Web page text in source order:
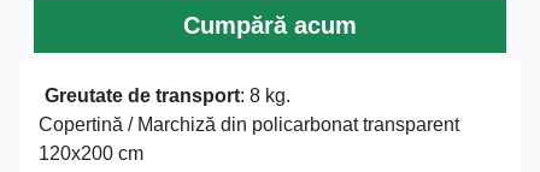
Cumpără acum
Greutate de transport: 8 kg.
Copertină / Marchiză din policarbonat transparent
120x200 cm